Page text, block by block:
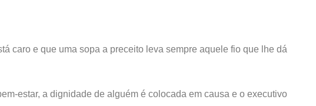
caro e que uma sopa a preceito leva sempre aquele fio que lhe dá
estar, a dignidade de alguém é colocada em causa e o executivo